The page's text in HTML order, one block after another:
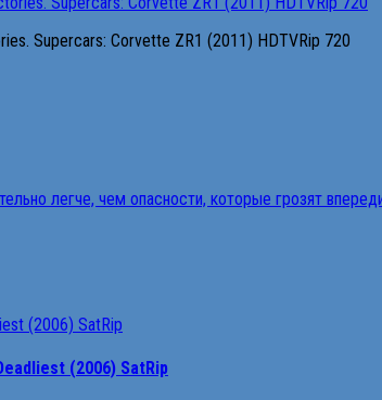
Supercars: Corvette ZR1 (2011) HDTVRip 720
(2006) SatRip